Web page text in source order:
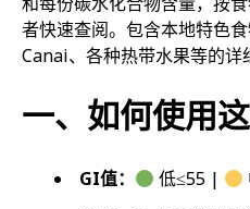
者快速查阅。包含本地特色
Canai、各种热带水果等的详
一、如何使用
GI值： 低≤55 |